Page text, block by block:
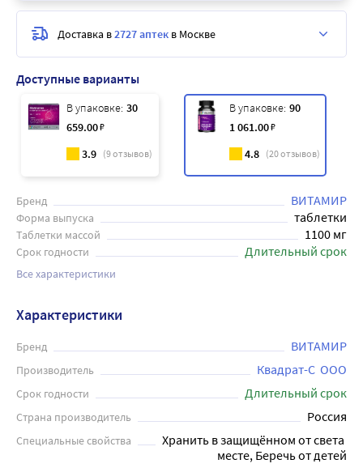
Доступные варианты
В упаковке: 30
659.00₽
3.9 (9отзывов)
В упаковке: 90
1 061.00₽
4.8 (20отзывов)
Бренд ВИТАМИР
Форма выпуска таблетки
Таблетки массой 1100 мг
Срок годности Длительный срок
Все характеристики
Доставка в2727 аптек в Москве
Характеристики
Бренд ВИТАМИР
Производитель Квадрат-С  ООО
Срок годности Длительный срок
Страна производитель Россия
Специальные свойства
Хранить в защищённом от света
месте, Беречь от детей